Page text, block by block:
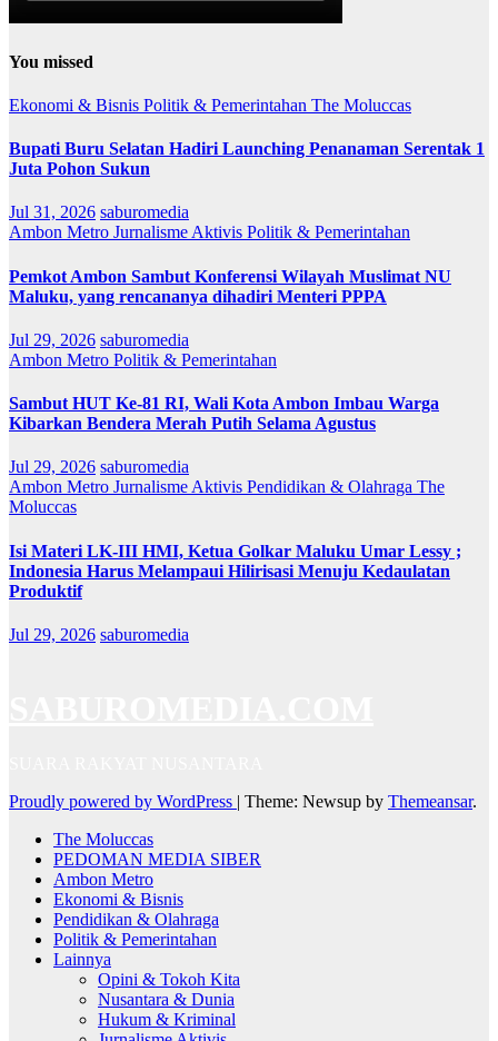
You missed
Ekonomi & Bisnis Politik & Pemerintahan The Moluccas
Bupati Buru Selatan Hadiri Launching Penanaman Serentak 1
Juta Pohon Sukun
Jul 31, 2026 saburomedia
Ambon Metro Jurnalisme Aktivis Politik & Pemerintahan
Pemkot Ambon Sambut Konferensi Wilayah Muslimat NU
Maluku, yang rencananya dihadiri Menteri PPPA
Jul 29, 2026 saburomedia
Ambon Metro Politik & Pemerintahan
Sambut HUT Ke-81 RI, Wali Kota Ambon Imbau Warga
Kibarkan Bendera Merah Putih Selama Agustus
Jul 29, 2026 saburomedia
Ambon Metro Jurnalisme Aktivis Pendidikan & Olahraga The
Moluccas
Isi Materi LK-III HMI, Ketua Golkar Maluku Umar Lessy ;
Indonesia Harus Melampaui Hilirisasi Menuju Kedaulatan
Produktif
Jul 29, 2026 saburomedia
Proudly powered by WordPress | Theme: Newsup by Themeansar.
The Moluccas
PEDOMAN MEDIA SIBER
Ambon Metro
Ekonomi & Bisnis
Pendidikan & Olahraga
Politik & Pemerintahan
Lainnya
Opini & Tokoh Kita
Nusantara & Dunia
Hukum & Kriminal